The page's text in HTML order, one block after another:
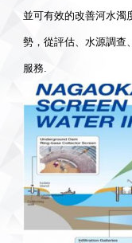
並可有效的改善河水濁
勢，從評估、水源調查
服務.